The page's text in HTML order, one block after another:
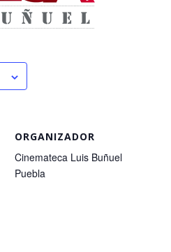
ORGANIZADOR
Cinemateca Luis Buñuel
Puebla